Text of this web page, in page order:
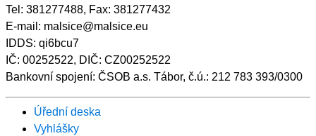
Tel: 381277488, Fax: 381277432
E-mail: malsice@malsice.eu
IDDS: qi6bcu7
IČ: 00252522, DIČ: CZ00252522
Bankovní spojení: ČSOB a.s. Tábor, č.ú.: 212 783 393/0300
Úřední deska
Vyhlášky